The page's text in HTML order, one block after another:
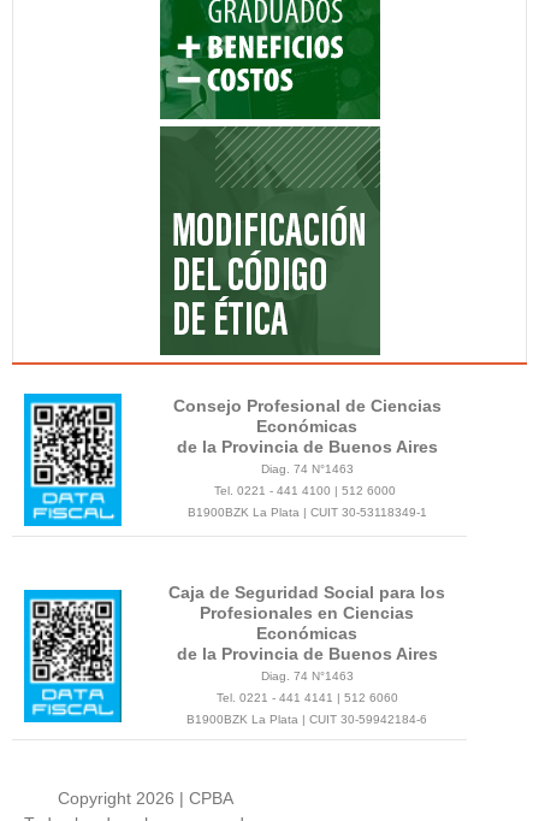
Consejo Profesional de Ciencias
Económicas
de la Provincia de Buenos Aires
Diag. 74 N°1463
Tel. 0221 - 441 4100 | 512 6000
B1900BZK La Plata | CUIT 30-53118349-1
Caja de Seguridad Social para los
Profesionales en Ciencias
Económicas
de la Provincia de Buenos Aires
Diag. 74 N°1463
Tel. 0221 - 441 4141 | 512 6060
B1900BZK La Plata | CUIT 30-59942184-6
Copyright 2026 | CPBA